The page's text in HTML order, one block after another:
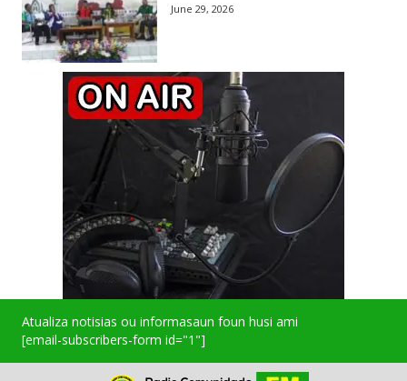
June 29, 2026
Atualiza notisias ou informasaun foun husi ami
[email-subscribers-form id="1"]